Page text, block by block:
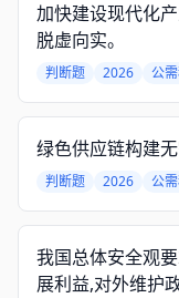
加快建设现代化
脱虚向实。
判断题 2026 公
绿色供应链构建
判断题 2026 公
我国总体安全观
展利益,对外维护